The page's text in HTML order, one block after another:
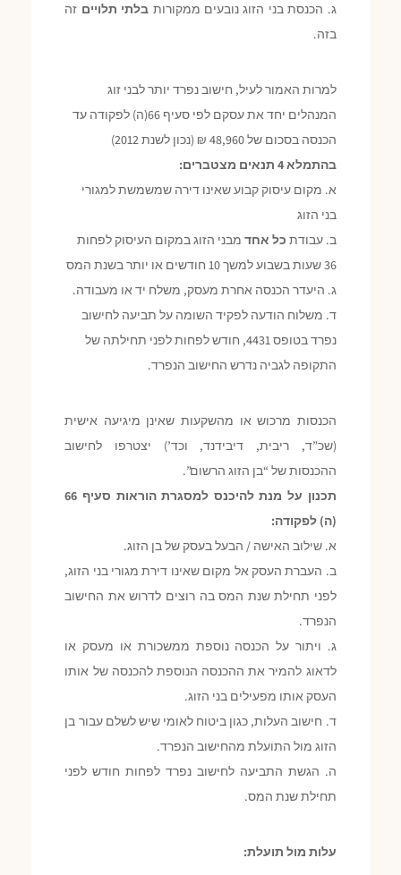
ג. הכנסת בני הזוג נובעים ממקורות בלתי תלויים זה
בזה.
למרות האמור לעיל, חישוב נפרד יותר לבני זוג
המנהלים יחד את עסקם לפי סעיף 66(ה) לפקודה עד
הכנסה בסכום של 48,960 ₪ (נכון לשנת 2012)
בהתמלא 4 תנאים מצטברים:
א. מקום עיסוק קבוע שאינו דירה שמשמשת למגורי
בני הזוג
ב. עבודת כל אחד מבני הזוג במקום העיסוק לפחות
36 שעות בשבוע למשך 10 חודשים או יותר בשנת המס
ג. היעדר הכנסה אחרת מעסק, משלח יד או מעבודה.
ד. משלוח הודעה לפקיד השומה על תביעה לחישוב
נפרד בטופס 4431, חודש לפחות לפני תחילתה של
התקופה לגביה נדרש החישוב הנפרד.
הכנסות מרכוש או מהשקעות שאינן מיגיעה אישית
(שכ”ד, ריבית, דיבידנד, וכד’) יצטרפו לחישוב
ההכנסות של “בן הזוג הרשום”.
תכנון על מנת להיכנס למסגרת הוראות סעיף 66
(ה) לפקודה:
א. שילוב האישה / הבעל בעסק של בן הזוג.
ב. העברת העסק אל מקום שאינו דירת מגורי בני הזוג,
לפני תחילת שנת המס בה רוצים לדרוש את החישוב
הנפרד.
ג. ויתור על הכנסה נוספת ממשכורת או מעסק או
לדאוג להמיר את ההכנסה הנוספת להכנסה של אותו
העסק אותו מפעילים בני הזוג.
ד. חישוב העלות, כגון ביטוח לאומי שיש לשלם עבור בן
הזוג מול התועלת מהחישוב הנפרד.
ה. הגשת התביעה לחישוב נפרד לפחות חודש לפני
תחילת שנת המס.
עלות מול תועלת: